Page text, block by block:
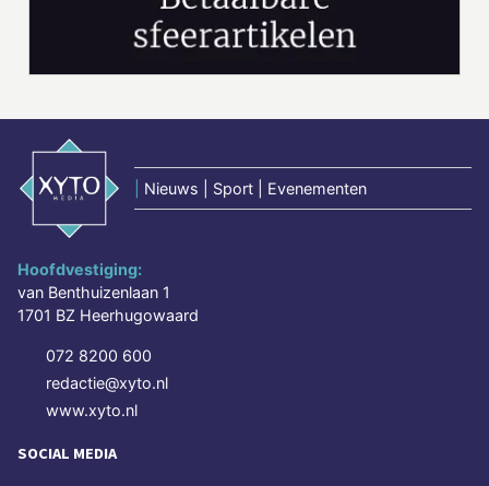
Nieuws | Sport | Evenementen
Hoofdvestiging:
van Benthuizenlaan 1
1701 BZ Heerhugowaard
072 8200 600
redactie@xyto.nl
www.xyto.nl
SOCIAL MEDIA